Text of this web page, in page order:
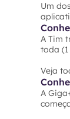
Um
A Tim
toda (1
Veja
A